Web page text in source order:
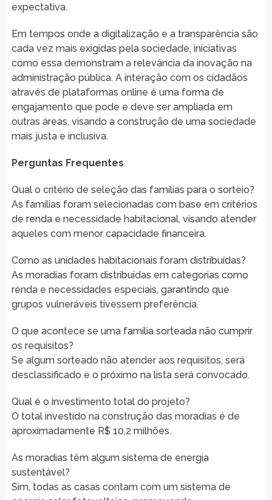
expectativa.
Em tempos onde a digitalização e a transparência são
cada vez mais exigidas pela sociedade, iniciativas
como essa demonstram a relevância da inovação na
administração pública. A interação com os cidadãos
através de plataformas online é uma forma de
engajamento que pode e deve ser ampliada em
outras áreas, visando a construção de uma sociedade
mais justa e inclusiva.
Perguntas Frequentes
Qual o critério de seleção das famílias para o sorteio?
As famílias foram selecionadas com base em critérios
de renda e necessidade habitacional, visando atender
aqueles com menor capacidade financeira.
Como as unidades habitacionais foram distribuídas?
As moradias foram distribuídas em categorias como
renda e necessidades especiais, garantindo que
grupos vulneráveis tivessem preferência.
O que acontece se uma família sorteada não cumprir
os requisitos?
Se algum sorteado não atender aos requisitos, será
desclassificado e o próximo na lista será convocado.
Qual é o investimento total do projeto?
O total investido na construção das moradias é de
aproximadamente R$ 10,2 milhões.
As moradias têm algum sistema de energia
sustentável?
Sim, todas as casas contam com um sistema de